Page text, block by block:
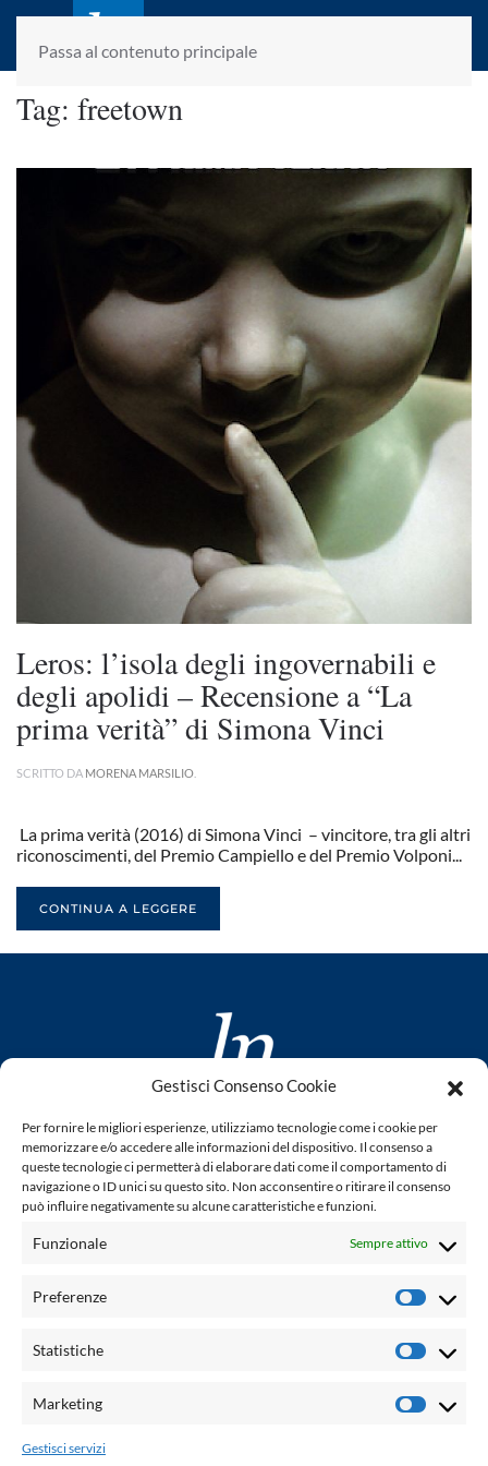
Gestisci Consenso Cookie
Per fornire le migliori esperienze, utilizziamo tecnologie come i cookie per
memorizzare e/o accedere alle informazioni del dispositivo. Il consenso a
queste tecnologie ci permetterà di elaborare dati come il comportamento di
navigazione o ID unici su questo sito. Non acconsentire o ritirare il consenso
può influire negativamente su alcune caratteristiche e funzioni.
Funzionale Sempre attivo
Preferenze
Statistiche
Marketing
Gestisci servizi
Passa al contenuto principale
laletteraturaenoi.it
fondato da Romano Luperini
Tag: freetown
Leros: l’isola degli ingovernabili e
degli apolidi – Recensione a “La
prima verità” di Simona Vinci
SCRITTO DA MORENA MARSILIO
La prima verità (2016) di Simona Vinci – vincitore, tra gli altri
riconoscimenti, del Premio Campiello e del Premio Volponi...
CONTINUA A LEGGERE
www.laletteraturaenoi.it
fondato da Romano Luperini
Questo blog non rappresenta una testata giornalistica in
quanto viene aggiornato senza alcuna periodicità. Non può
legge n° 62 del 7.03.2001. L'autore non è responsabile per
email: